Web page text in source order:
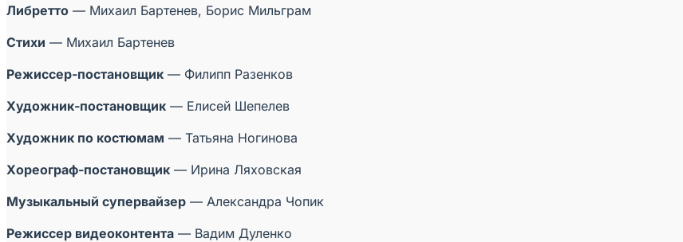
Либретто — Михаил Бартенев, Борис Мильграм
Стихи — Михаил Бартенев
Режиссер-постановщик — Филипп Разенков
Художник-постановщик — Елисей Шепелев
Художник по костюмам — Татьяна Ногинова
Хореограф-постановщик — Ирина Ляховская
Музыкальный супервайзер — Александра Чопик
Режиссер видеоконтента — Вадим Дуленко